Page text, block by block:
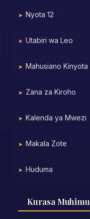
Nyota 12
Utabiri wa Leo
Mahusiano Kinyota
Zana za Kiroho
Kalenda ya Mwezi
Makala Zote
Huduma
Kurasa Muhimu